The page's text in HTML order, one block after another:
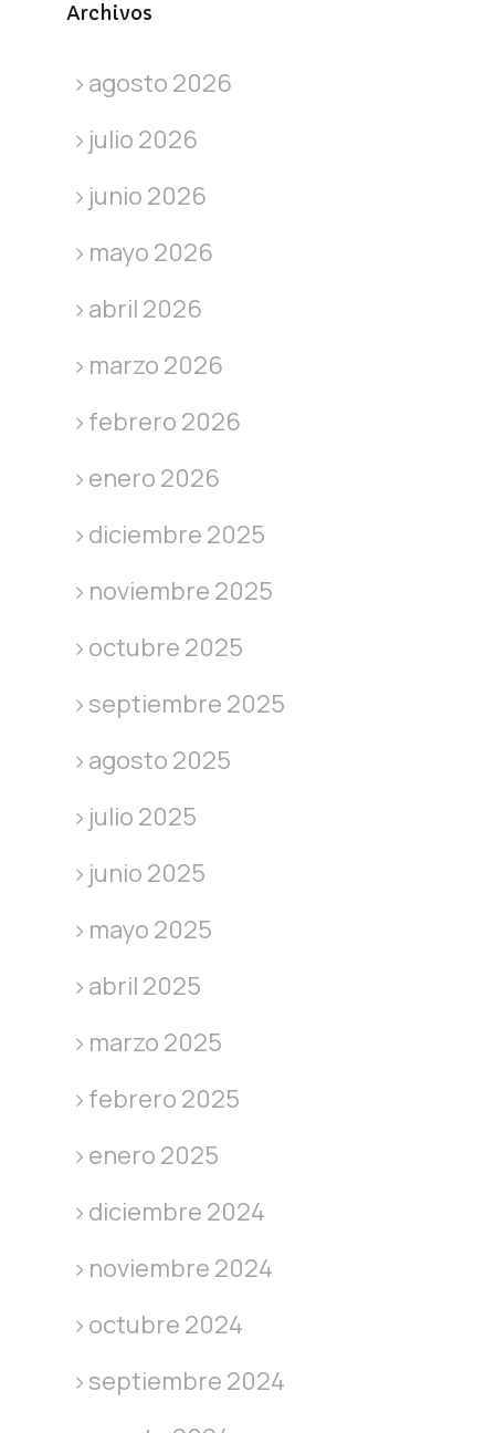
Archivos
agosto 2026
julio 2026
junio 2026
mayo 2026
abril 2026
marzo 2026
febrero 2026
enero 2026
diciembre 2025
noviembre 2025
octubre 2025
septiembre 2025
agosto 2025
julio 2025
junio 2025
mayo 2025
abril 2025
marzo 2025
febrero 2025
enero 2025
diciembre 2024
noviembre 2024
octubre 2024
septiembre 2024